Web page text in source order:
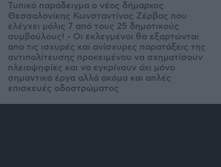
Τυπικό παράδειγμα ο νέος δήμαρχος
Θεσσαλονίκης Κωνσταντίνος Ζέρβας που
ελέγχει μόλις 7 από τους 25 δημοτικούς
συμβούλους! - Οι εκλεγμένοι θα εξαρτώνται
απο τις ισχυρές και ανίσχυρες παρατάξεις της
αντιπολίτευσης προκειμένου να σχηματίσουν
πλειοψηφίες και να εγκρίνουν όχι μόνο
σημαντικά έργα αλλά ακόμα και απλές
επισκευές οδοστρώματος